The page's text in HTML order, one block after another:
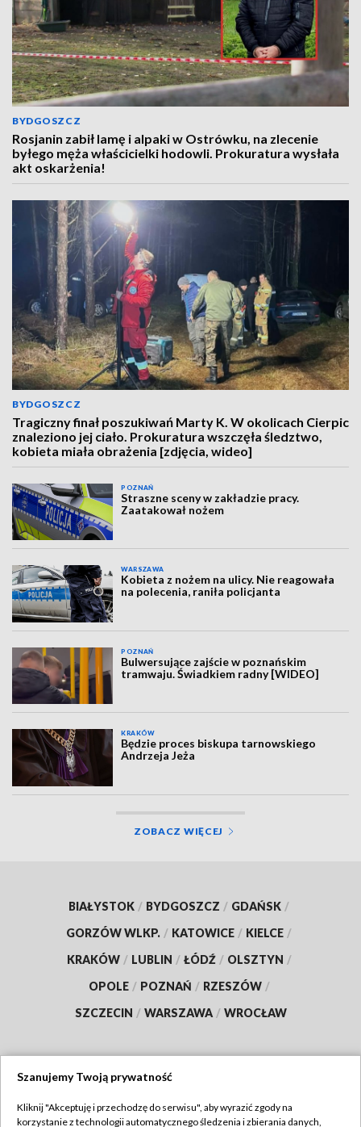
BYDGOSZCZ
Rosjanin zabił lamę i alpaki w Ostrówku, na zlecenie
byłego męża właścicielki hodowli. Prokuratura wysłała
akt oskarżenia!
BYDGOSZCZ
Tragiczny finał poszukiwań Marty K. W okolicach Cierpic
znaleziono jej ciało. Prokuratura wszczęła śledztwo,
kobieta miała obrażenia [zdjęcia, wideo]
POZNAŃ
Straszne sceny w zakładzie pracy.
Zaatakował nożem
WARSZAWA
Kobieta z nożem na ulicy. Nie reagowała
na polecenia, raniła policjanta
POZNAŃ
Bulwersujące zajście w poznańskim
tramwaju. Świadkiem radny [WIDEO]
KRAKÓW
Będzie proces biskupa tarnowskiego
Andrzeja Jeża
ZOBACZ WIĘCEJ
BIAŁYSTOK / BYDGOSZCZ / GDAŃSK /
GORZÓW WLKP. / KATOWICE / KIELCE /
KRAKÓW / LUBLIN / ŁÓDŹ / OLSZTYN /
OPOLE / POZNAŃ / RZESZÓW /
SZCZECIN / WARSZAWA / WROCŁAW
Szanujemy Twoją prywatność
Kliknij "Akceptuję i przechodzę do serwisu", aby wyrazić zgody na
korzystanie z technologii automatycznego śledzenia i zbierania danych,